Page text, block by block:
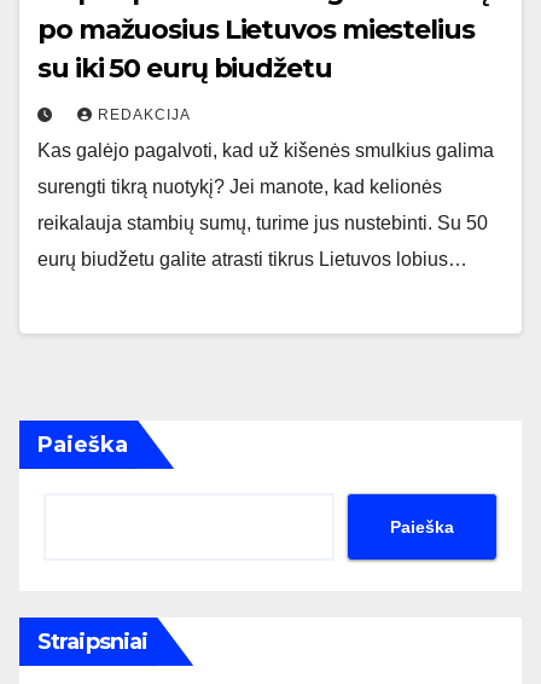
po mažuosius Lietuvos miestelius
su iki 50 eurų biudžetu
REDAKCIJA
Kas galėjo pagalvoti, kad už kišenės smulkius galima
surengti tikrą nuotykį? Jei manote, kad kelionės
reikalauja stambių sumų, turime jus nustebinti. Su 50
eurų biudžetu galite atrasti tikrus Lietuvos lobius…
Paieška
Paieška
Straipsniai